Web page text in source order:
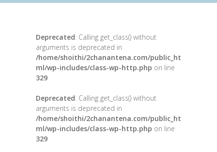
Deprecated: Calling get_class() without
arguments is deprecated in
/home/shoithi/2chanantena.com/public_ht
ml/wp-includes/class-wp-http.php on line
329
Deprecated: Calling get_class() without
arguments is deprecated in
/home/shoithi/2chanantena.com/public_ht
ml/wp-includes/class-wp-http.php on line
329